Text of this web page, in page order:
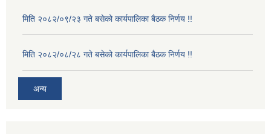
मिति २०८२/०९/२३ गते बसेको कार्यपालिका बैठक निर्णय !!
मिति २०८२/०८/२८ गते बसेको कार्यपालिका बैठक निर्णय !!
अन्य